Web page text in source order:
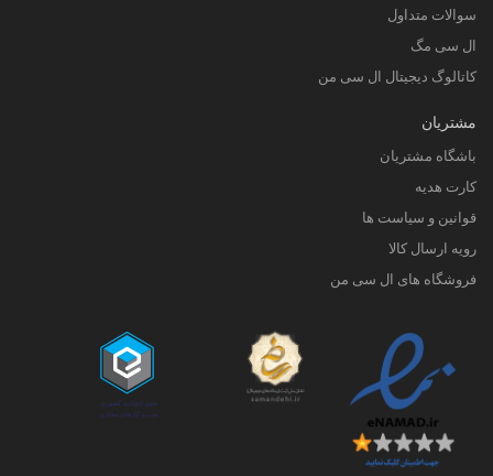
سوالات متداول
ال سی مگ
کاتالوگ دیجیتال ال سی من
مشتریان
باشگاه مشتریان
کارت هدیه
قوانین و سیاست ها
رویه ارسال کالا
فروشگاه های ال سی من